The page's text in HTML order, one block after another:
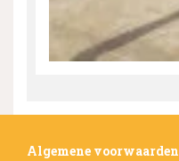
Algemene voorwaarden